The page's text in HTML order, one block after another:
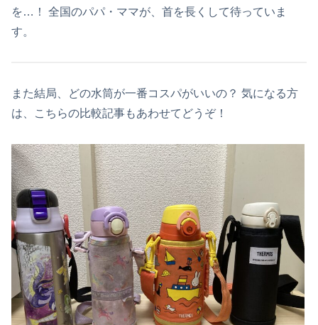
を…！ 全国のパパ・ママが、首を長くして待っていま
す。
また結局、どの水筒が一番コスパがいいの？ 気になる方
は、こちらの比較記事もあわせてどうぞ！